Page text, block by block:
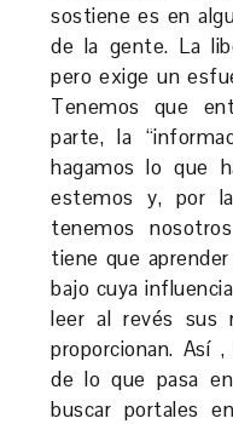
sostiene es en
de la gente. La
pero exige un
Tenemos que
parte, la
hagamos lo que
estemos y, por
tenemos
tiene que
bajo cuya
leer al revés sus
proporcionan. Así
de lo que pasa
buscar portales